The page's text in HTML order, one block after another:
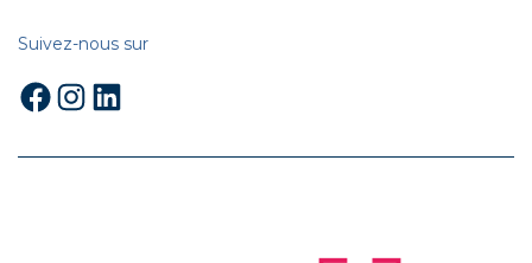
Suivez-nous sur
Facebook
Instagram
LinkedIn